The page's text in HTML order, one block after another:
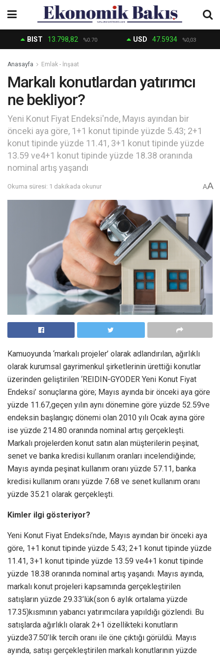
BIST 13.798,82 %0.70 USD 47.5934 %0,03
Anasayfa Emlak - İnşaat
Markalı konutlardan yatırımcı
ne bekliyor?
Yeni Konut Fiyat Endeksi'nde, Mayıs ayından bir
önceki aya göre, 1+1 konut tipinde yüzde 5.43; 2+1
konut tipinde yüzde 11.41, 3+1 konut tipinde yüzde
13.59 ve4+1 konut tipinde yüzde 18.38 oranında
nominal artış yaşandı
Okuma süresi: 1 dakikada okunur AA
Kamuoyunda ‘markalı projeler’ olarak adlandırılan, ağırlıklı
olarak kurumsal gayrimenkul şirketlerinin ürettiği konutlar
üzerinden geliştirilen ‘REIDIN-GYODER Yeni Konut Fiyat
Endeksi’ sonuçlarına göre; Mayıs ayında bir önceki aya göre
yüzde 11.67,geçen yılın aynı dönemine göre yüzde 52.59ve
endeksin başlangıç dönemi olan 2010 yılı Ocak ayına göre
ise yüzde 214.80 oranında nominal artış gerçekleşti.
Markalı projelerden konut satın alan müşterilerin peşinat,
senet ve banka kredisi kullanım oranları incelendiğinde;
Mayıs ayında peşinat kullanım oranı yüzde 57.11, banka
kredisi kullanım oranı yüzde 7.68 ve senet kullanım oranı
yüzde 35.21 olarak gerçekleşti.
Kimler ilgi gösteriyor?
Yeni Konut Fiyat Endeksi’nde, Mayıs ayından bir önceki aya
göre, 1+1 konut tipinde yüzde 5.43; 2+1 konut tipinde yüzde
11.41, 3+1 konut tipinde yüzde 13.59 ve4+1 konut tipinde
yüzde 18.38 oranında nominal artış yaşandı. Mayıs ayında,
markalı konut projeleri kapsamında gerçekleştirilen
satışların yüzde 29.33’lük(son 6 aylık ortalama yüzde
17.35)kısmının yabancı yatırımcılara yapıldığı gözlendi. Bu
satışlarda ağırlıklı olarak 2+1 özellikteki konutların
yüzde37.50’lik tercih oranı ile öne çıktığı görüldü. Mayıs
ayında, satışı gerçekleştirilen markalı konutlarının yüzde